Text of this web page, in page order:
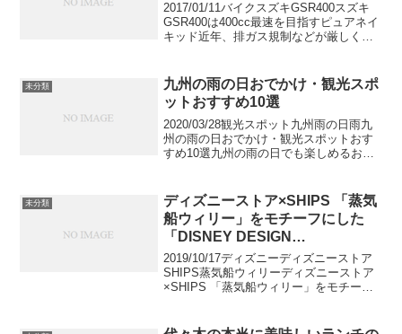
2017/01/11バイクスズキGSR400スズキ
GSR400は400cc最速を目指すピュアネイ
キッド近年、排ガス規制などが厳しくな
GSR400は4気筒エンジンを採用して...
未分類
九州の雨の日おでかけ・観光スポ
ットおすすめ10選
2020/03/28観光スポット九州雨の日雨九
州の雨の日おでかけ・観光スポットおす
すめ10選九州の雨の日でも楽しめるおで
けできずに気分も沈みがち。そんな時は
雨でも楽しめ...
未分類
ディズニーストア×SHIPS 「蒸気
船ウィリー」をモチーフにした
「DISNEY DESIGN
COLLECTION by SHIPS」
2019/10/17ディズニーディズニーストア
SHIPS蒸気船ウィリーディズニーストア
×SHIPS 「蒸気船ウィリー」をモチーフ
ニー...